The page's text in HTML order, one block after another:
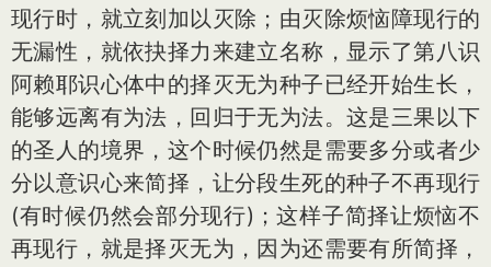
现行时，就立刻加以灭除；由灭除烦恼障现行的
无漏性，就依抉择力来建立名称，显示了第八识
阿赖耶识心体中的择灭无为种子已经开始生长，
能够远离有为法，回归于无为法。这是三果以下
的圣人的境界，这个时候仍然是需要多分或者少
分以意识心来简择，让分段生死的种子不再现行
(有时候仍然会部分现行)；这样子简择让烦恼不
再现行，就是择灭无为，因为还需要有所简择，